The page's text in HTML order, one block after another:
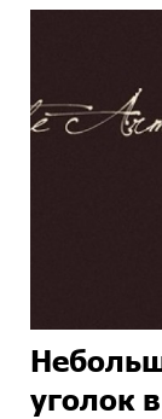
уголок